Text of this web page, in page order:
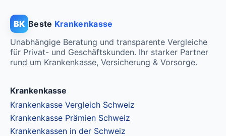
BK Beste Krankenkasse
Unabhängige Beratung und transparente Vergleiche
für Privat- und Geschäftskunden. Ihr starker Partner
rund um Krankenkasse, Versicherung & Vorsorge.
Krankenkasse
Krankenkasse Vergleich Schweiz
Krankenkasse Prämien Schweiz
Krankenkassen in der Schweiz